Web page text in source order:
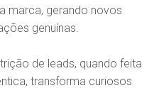
marca, gerando novos
genuínas.
de leads, quando feita
transforma curiosos